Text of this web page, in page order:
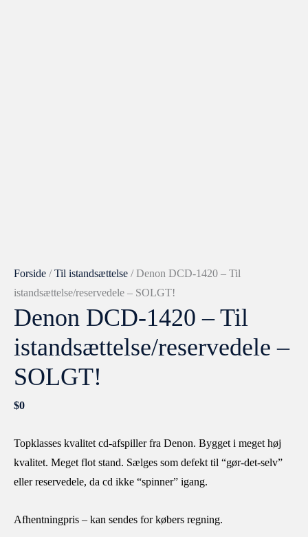
Forside /Til istandsættelse / Denon DCD-1420 – Til
istandsættelse/reservedele – SOLGT!
Denon DCD-1420 – Til
istandsættelse/reservedele –
SOLGT!
$0
Topklasses kvalitet cd-afspiller fra Denon. Bygget i meget høj
kvalitet. Meget flot stand. Sælges som defekt til “gør-det-selv”
eller reservedele, da cd ikke “spinner” igang.
Afhentningpris – kan sendes for købers regning.